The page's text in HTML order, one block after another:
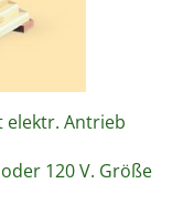
elektr. Antrieb
120 V. Größe